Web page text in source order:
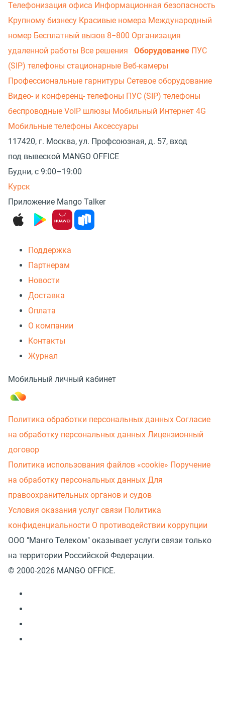
Телефонизация офиса Информационная безопасность
Крупному бизнесу Красивые номера Международный
номер Бесплатный вызов 8−800 Организация
удаленной работы Все решения Оборудование ПУС
(SIP) телефоны стационарные Веб-камеры
Профессиональные гарнитуры Сетевое оборудование
Видео- и конференц- телефоны ПУС (SIP) телефоны
беспроводные VoIP шлюзы Мобильный Интернет 4G
Мобильные телефоны Аксессуары
117420, г. Москва, ул. Профсоюзная, д. 57, вход
под вывеской MANGO OFFICE
Будни, с 9:00–19:00
Курск
Приложение Mango Talker
Поддержка
Партнерам
Новости
Доставка
Оплата
О компании
Контакты
Журнал
Мобильный личный кабинет
Политика обработки персональных данных Согласие
на обработку персональных данных Лицензионный
договор
Политика использования файлов «cookie» Поручение
на обработку персональных данных Для
правоохранительных органов и судов
Условия оказания услуг связи Политика
конфиденциальности О противодействии коррупции
ООО "Манго Телеком" оказывает услуги связи только
на территории Российской Федерации.
© 2000-2026 MANGO OFFICE.